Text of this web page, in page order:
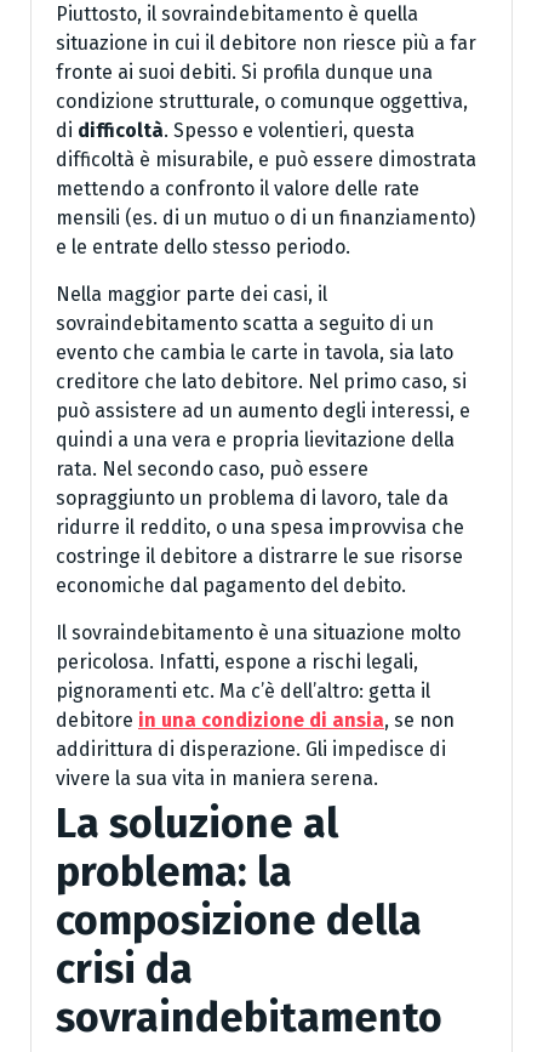
Piuttosto, il sovraindebitamento è quella
situazione in cui il debitore non riesce più a far
fronte ai suoi debiti. Si profila dunque una
condizione strutturale, o comunque oggettiva,
di difficoltà. Spesso e volentieri, questa
difficoltà è misurabile, e può essere dimostrata
mettendo a confronto il valore delle rate
mensili (es. di un mutuo o di un finanziamento)
e le entrate dello stesso periodo.
Nella maggior parte dei casi, il
sovraindebitamento scatta a seguito di un
evento che cambia le carte in tavola, sia lato
creditore che lato debitore. Nel primo caso, si
può assistere ad un aumento degli interessi, e
quindi a una vera e propria lievitazione della
rata. Nel secondo caso, può essere
sopraggiunto un problema di lavoro, tale da
ridurre il reddito, o una spesa improvvisa che
costringe il debitore a distrarre le sue risorse
economiche dal pagamento del debito.
Il sovraindebitamento è una situazione molto
pericolosa. Infatti, espone a rischi legali,
pignoramenti etc. Ma c’è dell’altro: getta il
debitore in una condizione di ansia, se non
addirittura di disperazione. Gli impedisce di
vivere la sua vita in maniera serena.
La soluzione al
problema: la
composizione della
crisi da
sovraindebitamento